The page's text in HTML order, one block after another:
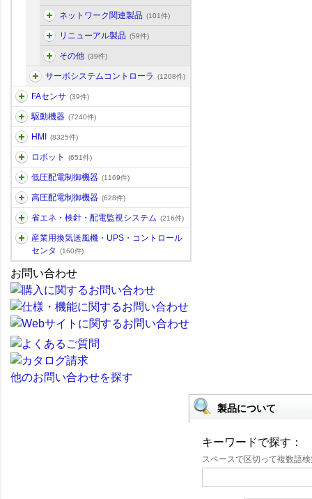
ネットワーク関連製品 (101件)
リニューアル製品 (59件)
その他 (39件)
サーボシステムコントローラ (1208件)
FAセンサ (39件)
駆動機器 (7240件)
HMI (8325件)
ロボット (651件)
低圧配電制御機器 (1169件)
高圧配電制御機器 (628件)
省エネ・検針・配電監視システム (216件)
産業用換気送風機・UPS・コントロール
センタ
(160件)
お問い合わせ
他のお問い合わせを探す
製品について
キーワードで探す：
スペースで区切って複数語